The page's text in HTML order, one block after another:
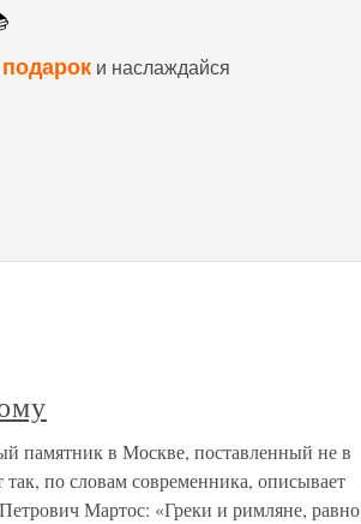
и наслаждайся
памятник в Москве, поставленный не в
так, по словам современника, описывает
Мартос: «Греки и римляне, равно